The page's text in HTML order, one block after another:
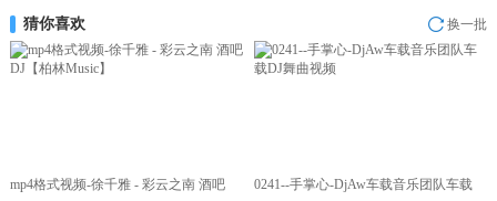
猜你喜欢 换一批
mp4格式视频-徐千雅 - 彩云之南 酒吧
0241--手掌心-DjAw车载音乐团队车载